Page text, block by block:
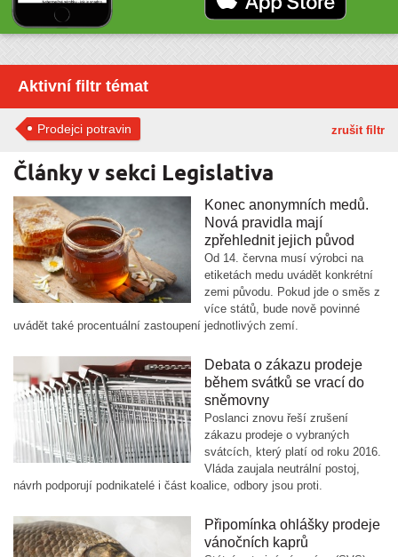
Aktivní filtr témat
zrušit filtr
Prodejci potravin
Články v sekci Legislativa
Konec anonymních medů.
Nová pravidla mají
zpřehlednit jejich původ
Od 14. června musí výrobci na
etiketách medu uvádět konkrétní
zemi původu. Pokud jde o směs z
více států, bude nově povinné
uvádět také procentuální zastoupení jednotlivých zemí.
Debata o zákazu prodeje
během svátků se vrací do
sněmovny
Poslanci znovu řeší zrušení
zákazu prodeje o vybraných
svátcích, který platí od roku 2016.
Vláda zaujala neutrální postoj,
návrh podporují podnikatelé i část koalice, odbory jsou proti.
Připomínka ohlášky prodeje
vánočních kaprů